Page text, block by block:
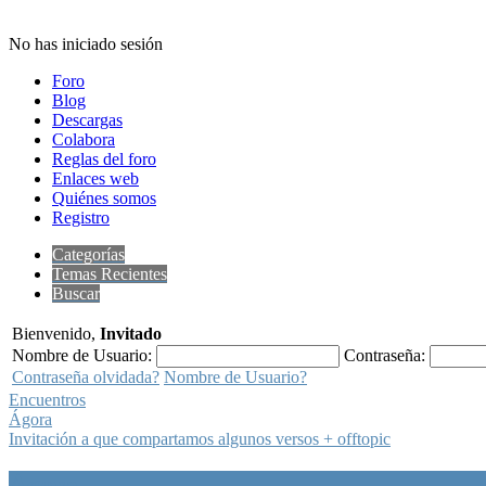
No has iniciado sesión
Foro
Blog
Descargas
Colabora
Reglas del foro
Enlaces web
Quiénes somos
Registro
Categorías
Temas Recientes
Buscar
Bienvenido, Invitado
Nombre de Usuario:
Contraseña:
Contraseña olvidada? Nombre de Usuario?
Encuentros
Ágora
Invitación a que compartamos algunos versos + offtopic